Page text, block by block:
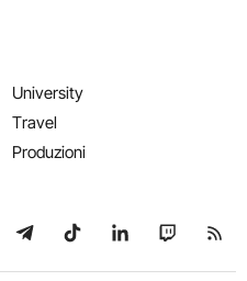
University
Travel
Produzioni
YouTube
su WhatsApp
Seguici su Telegram
Seguici su TikTok
Seguici su
Seguici